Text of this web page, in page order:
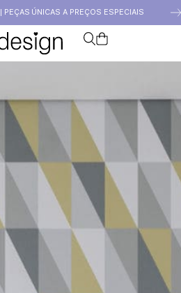
| PEÇAS ÚNICAS A PREÇOS ESPECIAIS